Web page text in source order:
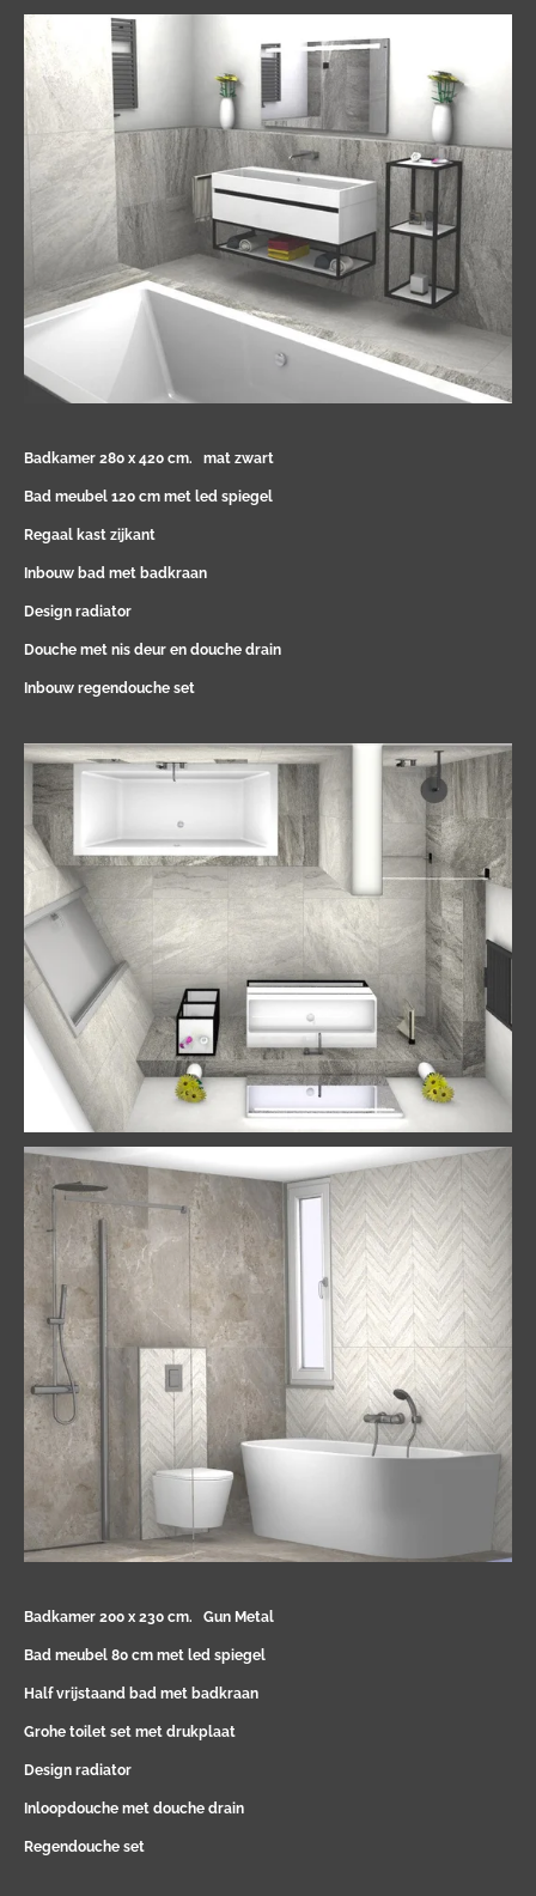
Badkamer 280 x 420 cm. mat zwart
Bad meubel 120 cm met led spiegel
Regaal kast zijkant
Inbouw bad met badkraan
Design radiator
Douche met nis deur en douche drain
Inbouw regendouche set
Badkamer 200 x 230 cm. Gun Metal
Bad meubel 80 cm met led spiegel
Half vrijstaand bad met badkraan
Grohe toilet set met drukplaat
Design radiator
Inloopdouche met douche drain
Regendouche set